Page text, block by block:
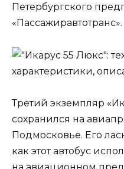
Петербургского
«Пассажиравтотранс».
Третий экземпляр
сохранился на
Подмосковье. Его
как этот автобус